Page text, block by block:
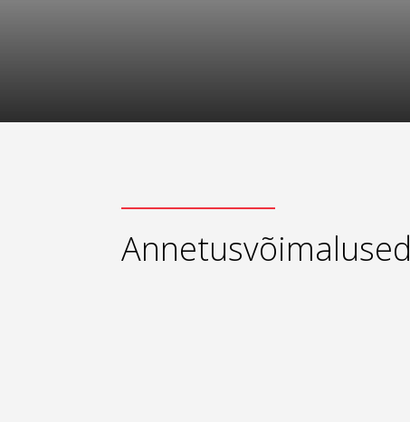
Annetusvõimalused